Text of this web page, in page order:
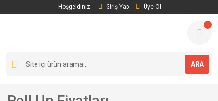
Hoşgeldiniz Giriş Yap Üye Ol
ARA